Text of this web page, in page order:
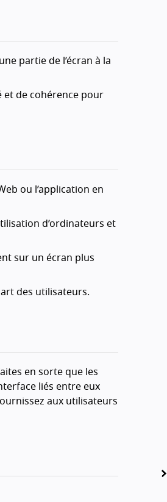
partie de l’écran à la
et de cohérence pour
ou l’application en
d’ordinateurs et
sur un écran plus
des utilisateurs.
en sorte que les
liés entre eux
aux utilisateurs